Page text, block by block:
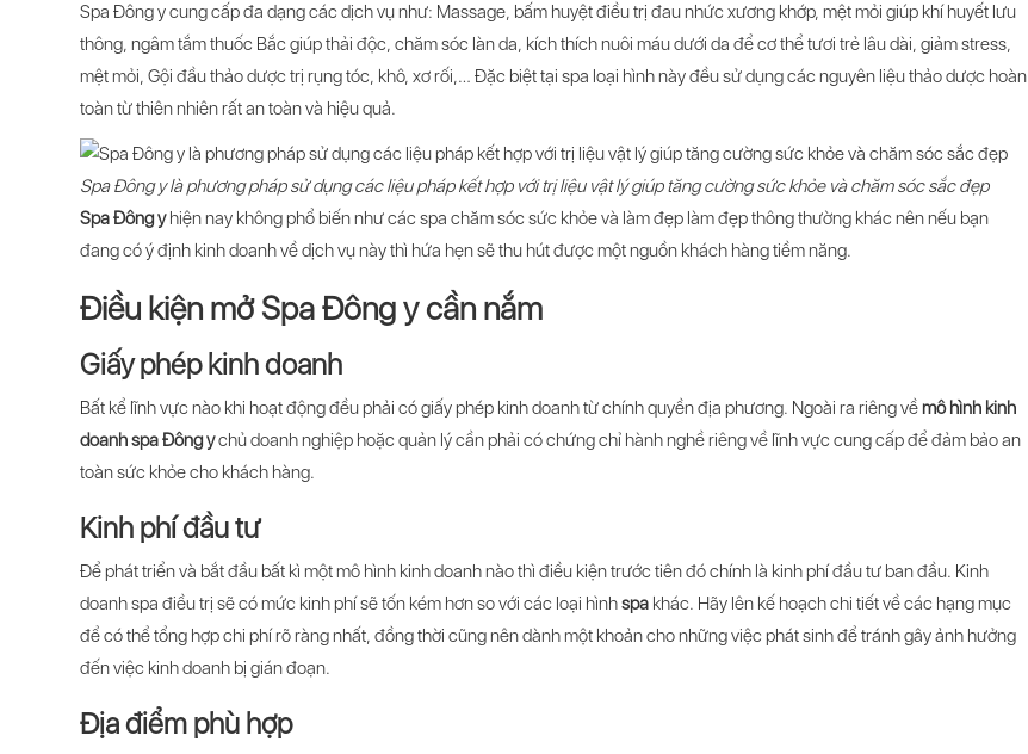
Spa Đông y cung cấp đa dạng các dịch vụ như: Massage, bấm huyệt điều trị đau nhức xương khớp, mệt mỏi giúp khí huyết lưu
thông, ngâm tắm thuốc Bắc giúp thải độc, chăm sóc làn da, kích thích nuôi máu dưới da để cơ thể tươi trẻ lâu dài, giảm stress,
mệt mỏi, Gội đầu thảo dược trị rụng tóc, khô, xơ rối,… Đặc biệt tại spa loại hình này đều sử dụng các nguyên liệu thảo dược hoàn
toàn từ thiên nhiên rất an toàn và hiệu quả.
Spa Đông y là phương pháp sử dụng các liệu pháp kết hợp với trị liệu vật lý giúp tăng cường sức khỏe và chăm sóc sắc đẹp
Spa Đông yhiện nay không phổ biến như các spa chăm sóc sức khỏe và làm đẹp làm đẹp thông thường khác nên nếu bạn
đang có ý định kinh doanh về dịch vụ này thì hứa hẹn sẽ thu hút được một nguồn khách hàng tiềm năng.
Điều kiện mở Spa Đông y cần nắm
Giấy phép kinh doanh
Bất kể lĩnh vực nào khi hoạt động đều phải có giấy phép kinh doanh từ chính quyền địa phương. Ngoài ra riêng vềmô hình kinh
doanh spa Đông ychủ doanh nghiệp hoặc quản lý cần phải có chứng chỉ hành nghề riêng về lĩnh vực cung cấp để đảm bảo an
toàn sức khỏe cho khách hàng.
Kinh phí đầu tư
Để phát triển và bắt đầu bất kì một mô hình kinh doanh nào thì điều kiện trước tiên đó chính là kinh phí đầu tư ban đầu. Kinh
doanh spa điều trị sẽ có mức kinh phí sẽ tốn kém hơn so với các loại hìnhspa khác. Hãy lên kế hoạch chi tiết về các hạng mục
để có thể tổng hợp chi phí rõ ràng nhất, đồng thời cũng nên dành một khoản cho những việc phát sinh để tránh gây ảnh hưởng
đến việc kinh doanh bị gián đoạn.
Địa điểm phù hợp